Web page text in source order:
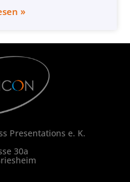
»
Presentations e. K.
30a